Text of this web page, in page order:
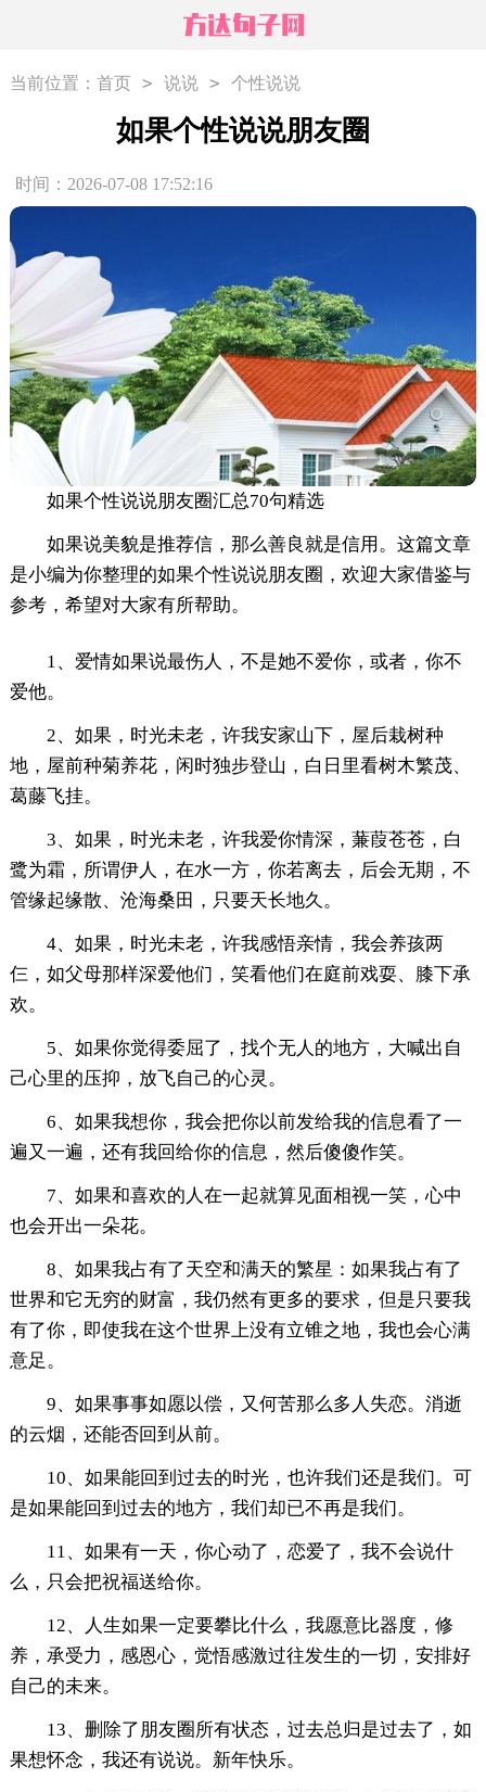
当前位置： 首页 > 说说 > 个性说说
如果个性说说朋友圈
时间：2026-07-08 17:52:16
如果个性说说朋友圈汇总70句精选
如果说美貌是推荐信，那么善良就是信用。这篇文章
是小编为你整理的如果个性说说朋友圈，欢迎大家借鉴与
参考，希望对大家有所帮助。
1、爱情如果说最伤人，不是她不爱你，或者，你不
爱他。
2、如果，时光未老，许我安家山下，屋后栽树种
地，屋前种菊养花，闲时独步登山，白日里看树木繁茂、
葛藤飞挂。
3、如果，时光未老，许我爱你情深，蒹葭苍苍，白
鹭为霜，所谓伊人，在水一方，你若离去，后会无期，不
管缘起缘散、沧海桑田，只要天长地久。
4、如果，时光未老，许我感悟亲情，我会养孩两
仨，如父母那样深爱他们，笑看他们在庭前戏耍、膝下承
欢。
5、如果你觉得委屈了，找个无人的地方，大喊出自
己心里的压抑，放飞自己的心灵。
6、如果我想你，我会把你以前发给我的信息看了一
遍又一遍，还有我回给你的信息，然后傻傻作笑。
7、如果和喜欢的人在一起就算见面相视一笑，心中
也会开出一朵花。
8、如果我占有了天空和满天的繁星：如果我占有了
世界和它无穷的财富，我仍然有更多的要求，但是只要我
有了你，即使我在这个世界上没有立锥之地，我也会心满
意足。
9、如果事事如愿以偿，又何苦那么多人失恋。消逝
的云烟，还能否回到从前。
10、如果能回到过去的时光，也许我们还是我们。可
是如果能回到过去的地方，我们却已不再是我们。
11、如果有一天，你心动了，恋爱了，我不会说什
么，只会把祝福送给你。
12、人生如果一定要攀比什么，我愿意比器度，修
养，承受力，感恩心，觉悟感激过往发生的一切，安排好
自己的未来。
13、删除了朋友圈所有状态，过去总归是过去了，如
果想怀念，我还有说说。新年快乐。